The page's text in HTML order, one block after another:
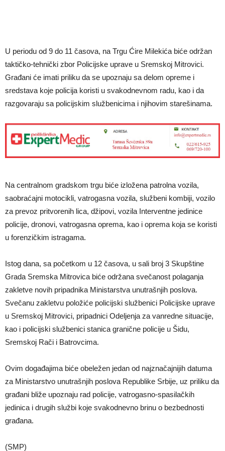
U periodu od 9 do 11 časova, na Trgu Ćire Milekića biće održan
taktičko-tehnički zbor Policijske uprave u Sremskoj Mitrovici.
Građani će imati priliku da se upoznaju sa delom opreme i
sredstava koje policija koristi u svakodnevnom radu, kao i da
razgovaraju sa policijskim službenicima i njihovim starešinama.
Na centralnom gradskom trgu biće izložena patrolna vozila,
saobraćajni motocikli, vatrogasna vozila, službeni kombiji, vozilo
za prevoz pritvorenih lica, džipovi, vozila Interventne jedinice
policije, dronovi, vatrogasna oprema, kao i oprema koja se koristi
u forenzičkim istragama.
Istog dana, sa početkom u 12 časova, u sali broj 3 Skupštine
Grada Sremska Mitrovica biće održana svečanost polaganja
zakletve novih pripadnika Ministarstva unutrašnjih poslova.
Svečanu zakletvu položiće policijski službenici Policijske uprave
u Sremskoj Mitrovici, pripadnici Odeljenja za vanredne situacije,
kao i policijski službenici stanica granične policije u Šidu,
Sremskoj Rači i Batrovcima.
Ovim događajima biće obeležen jedan od najznačajnijih datuma
za Ministarstvo unutrašnjih poslova Republike Srbije, uz priliku da
građani bliže upoznaju rad policije, vatrogasno-spasilačkih
jedinica i drugih službi koje svakodnevno brinu o bezbednosti
građana.
(SMP)